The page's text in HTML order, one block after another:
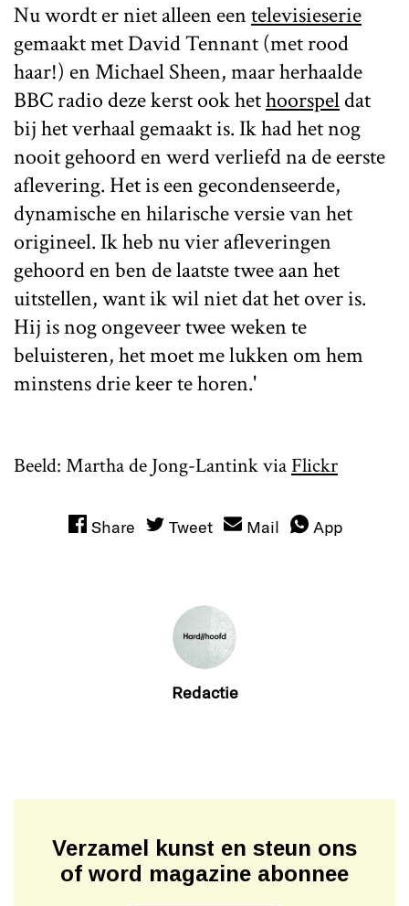
Nu wordt er niet alleen eentelevisieserie
gemaakt met David Tennant (met rood
haar!) en Michael Sheen, maar herhaalde
BBC radio deze kerst ook hethoorspeldat
bij het verhaal gemaakt is. Ik had het nog
nooit gehoord en werd verliefd na de eerste
aflevering. Het is een gecondenseerde,
dynamische en hilarische versie van het
origineel. Ik heb nu vier afleveringen
gehoord en ben de laatste twee aan het
uitstellen, want ik wil niet dat het over is.
Hij is nog ongeveer twee weken te
beluisteren, het moet me lukken om hem
minstens drie keer te horen.'
Beeld: Martha de Jong-Lantink via Flickr
Share Tweet Mail App
Redactie
Verzamel kunst en steun ons
of word magazine abonnee